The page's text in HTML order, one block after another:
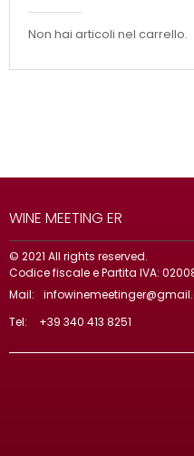
Non hai articoli nel carrello.
WINE MEETING ER
© 2021 All rights reserved.
Codice fiscale e Partita IVA:
Mail:
Tel:
+39 340 413 8251